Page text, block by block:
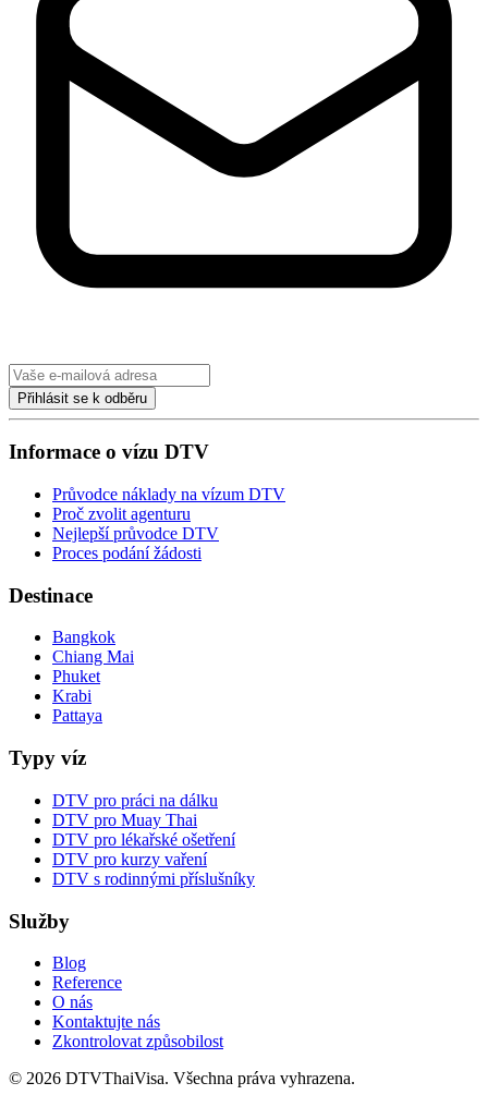
Přihlásit se k odběru
Informace o vízu DTV
Průvodce náklady na vízum DTV
Proč zvolit agenturu
Nejlepší průvodce DTV
Proces podání žádosti
Destinace
Bangkok
Chiang Mai
Phuket
Krabi
Pattaya
Typy víz
DTV pro práci na dálku
DTV pro Muay Thai
DTV pro lékařské ošetření
DTV pro kurzy vaření
DTV s rodinnými příslušníky
Služby
Blog
Reference
O nás
Kontaktujte nás
Zkontrolovat způsobilost
© 2026 DTVThaiVisa. Všechna práva vyhrazena.